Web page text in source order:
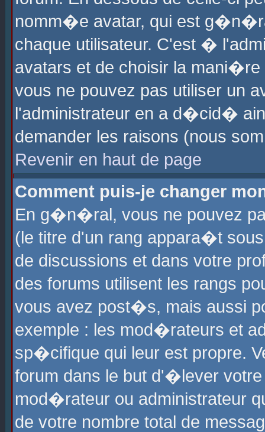
nomm�e avatar, qui est
chaque utilisateur. C'est �
avatars et de choisir la
vous ne pouvez pas utiliser un
l'administrateur en a d�cid�
demander les raisons (nous
Revenir en haut de page
Comment puis-je changer
En g�n�ral, vous ne pouvez
(le titre d'un rang appara�t
de discussions et dans votre
des forums utilisent les rangs
vous avez post�s, mais aussi
exemple : les mod�rateurs et
sp�cifique qui leur est propre.
forum dans le but d'�lever
mod�rateur ou administrateur
de votre nombre total de